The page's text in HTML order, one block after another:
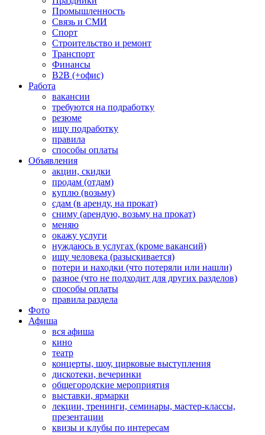
Промышленность
Связь и СМИ
Спорт
Строительство и ремонт
Транспорт
Финансы
B2B (+офис)
Работа
вакансии
требуются на подработку
резюме
ищу подработку
правила
способы оплаты
Объявления
акции, скидки
продам (отдам)
куплю (возьму)
сдам (в аренду, на прокат)
сниму (арендую, возьму на прокат)
меняю
окажу услуги
нуждаюсь в услугах (кроме вакансий)
ищу человека (разыскивается)
потери и находки (что потеряли или нашли)
разное (что не подходит для других разделов)
способы оплаты
правила раздела
Фото
Афиша
вся афиша
кино
театр
концерты, шоу, цирковые выступления
дискотеки, вечеринки
общегородские мероприятия
выставки, ярмарки
лекции, тренинги, семинары, мастер-классы,
презентации
квизы и клубы по интересам